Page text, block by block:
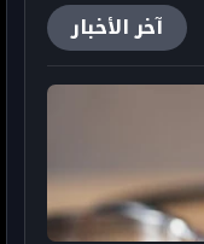
آخر الأخبار